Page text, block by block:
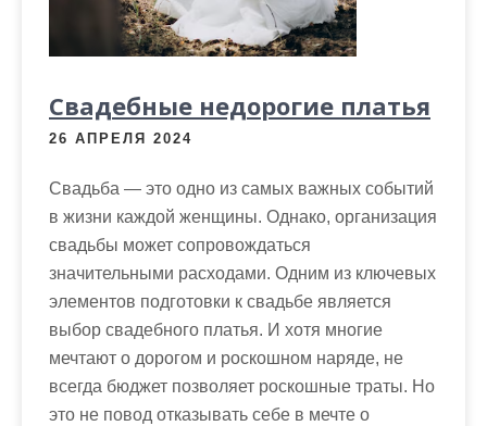
Свадебные недорогие платья
26 АПРЕЛЯ 2024
Свадьба — это одно из самых важных событий
в жизни каждой женщины. Однако, организация
свадьбы может сопровождаться
значительными расходами. Одним из ключевых
элементов подготовки к свадьбе является
выбор свадебного платья. И хотя многие
мечтают о дорогом и роскошном наряде, не
всегда бюджет позволяет роскошные траты. Но
это не повод отказывать себе в мечте о